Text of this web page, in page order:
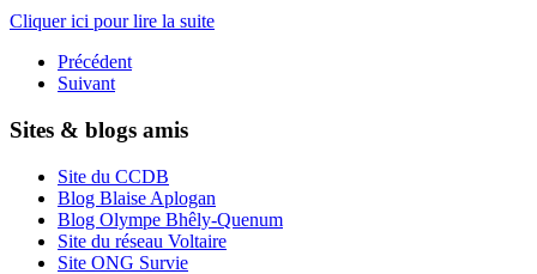
Cliquer ici pour lire la suite
Précédent
Suivant
Sites & blogs amis
Site du CCDB
Blog Blaise Aplogan
Blog Olympe Bhêly-Quenum
Site du réseau Voltaire
Site ONG Survie